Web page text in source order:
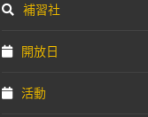
補習社
開放日
活動